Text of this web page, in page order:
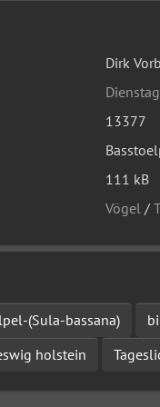
Dirk
13377
111 kB
Vögel /
(Sula-bassana)
holstein